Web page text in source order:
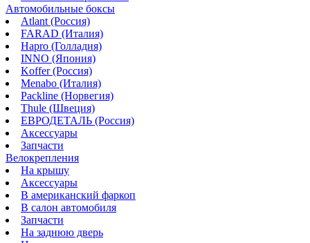
Автомобильные боксы
Atlant (Россия)
FARAD (Италия)
Hapro (Голладия)
INNO (Япония)
Koffer (Россия)
Menabo (Италия)
Packline (Норвегия)
Thule (Швеция)
ЕВРОДЕТАЛЬ (Россия)
Аксессуары
Запчасти
Велокрепления
На крышу
Аксессуары
В американский фаркоп
В салон автомобиля
Запчасти
На заднюю дверь